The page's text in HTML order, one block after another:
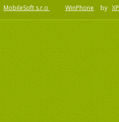
MobileSoft s.r.o WinPhone by